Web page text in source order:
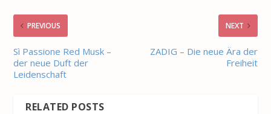
PREVIOUS
Sì Passione Red Musk –
der neue Duft der
Leidenschaft
NEXT
ZADIG – Die neue Ära der
Freiheit
RELATED POSTS